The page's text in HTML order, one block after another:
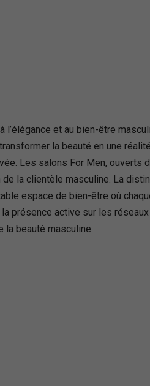
et au bien-être
la beauté en une
Les salons For Men, ouverts
la clientèle masculine. La
espace de bien-être où
présence active sur les
la beauté masculine.